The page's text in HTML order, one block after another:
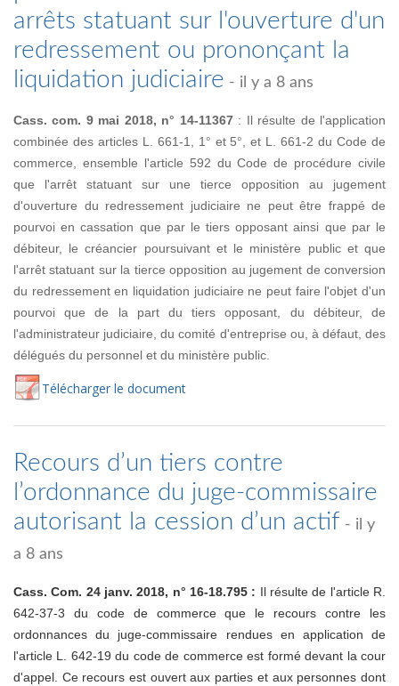
arrêts statuant sur l'ouverture d'un
redressement ou prononçant la
liquidation judiciaire - il y a 8 ans
Cass. com. 9 mai 2018, n° 14-11367 : Il résulte de l'application
combinée des articles L. 661-1, 1° et 5°, et L. 661-2 du Code de
commerce, ensemble l'article 592 du Code de procédure civile
que l'arrêt statuant sur une tierce opposition au jugement
d'ouverture du redressement judiciaire ne peut être frappé de
pourvoi en cassation que par le tiers opposant ainsi que par le
débiteur, le créancier poursuivant et le ministère public et que
l'arrêt statuant sur la tierce opposition au jugement de conversion
du redressement en liquidation judiciaire ne peut faire l'objet d'un
pourvoi que de la part du tiers opposant, du débiteur, de
l'administrateur judiciaire, du comité d'entreprise ou, à défaut, des
délégués du personnel et du ministère public.
Télécharger le document
Recours d’un tiers contre
l’ordonnance du juge-commissaire
autorisant la cession d’un actif - il y
a 8 ans
Cass. Com. 24 janv. 2018, n° 16-18.795 : Il résulte de l'article R.
642-37-3 du code de commerce que le recours contre les
ordonnances du juge-commissaire rendues en application de
l'article L. 642-19 du code de commerce est formé devant la cour
d'appel. Ce recours est ouvert aux parties et aux personnes dont